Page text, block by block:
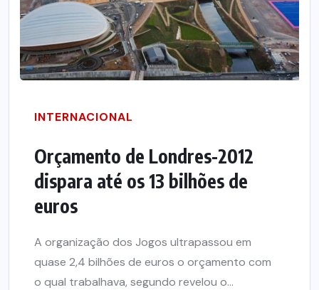
INTERNACIONAL
Orçamento de Londres-2012
dispara até os 13 bilhões de
euros
A organização dos Jogos ultrapassou em
quase 2,4 bilhões de euros o orçamento com
o qual trabalhava, segundo revelou o...